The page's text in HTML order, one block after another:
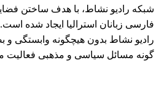
شبکه رادیو نشاط، با هدف ساختن
فارسی زبانان استرالیا ایجاد شده است.
رادیو نشاط بدون هیچگونه وابستگی و
گونه مسائل سیاسی و مذهبی فعالیت